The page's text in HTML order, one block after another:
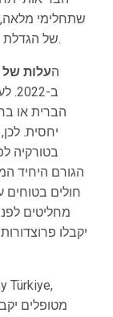
שתחלימי
של הגדלת החזה בטורקיה תלויה בסוג הניתוח המעורב.
העלות
ב-
הברית או
יחסית.
בטורקיה
הגורם היחיד
חולים בטוחים
מחליטים
יקבלו
מטופלים